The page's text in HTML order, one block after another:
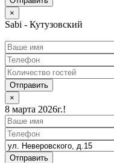
×
Sabi - Кутузовский
Отправить
×
8 марта 2026г.!
Отправить